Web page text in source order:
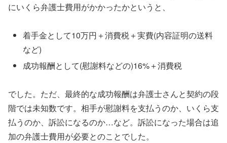
にいくら弁護士費用がかかったかというと、
着手金として10万円＋消費税＋実費(内容証明の送料
など)
成功報酬として(慰謝料などの)16%＋消費税
でした。ただ、最終的な成功報酬は弁護士さんと契約の段
階では未知数です。相手が慰謝料を支払うのか、いくら支
払うのか、訴訟になるのか…など。訴訟になった場合は追
加の弁護士費用が必要とのことでした。